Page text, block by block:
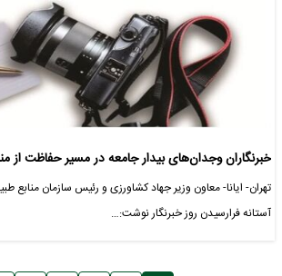
خبرنگاران وجدان‌های بیدار جامعه در مسیر حفاظت از
تهران- ایانا- معاون وزیر جهاد کشاورزی و رئیس سازمان منابع
آستانه فرارسیدن روز خبرنگار نوشت:…